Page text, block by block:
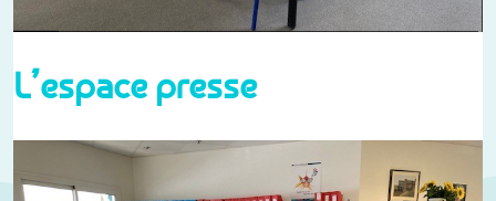
L’espace presse